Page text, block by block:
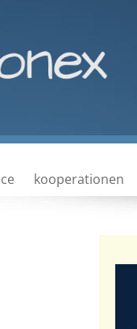
springen
kooperationen